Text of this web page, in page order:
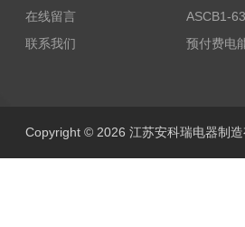
在线留言
联系我们
Copyright © 2026 江苏安科瑞电器制